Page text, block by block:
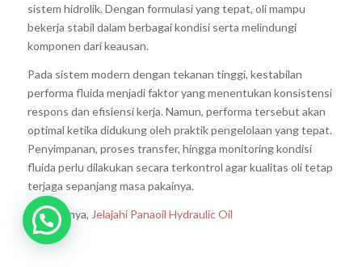
sistem hidrolik. Dengan formulasi yang tepat, oli mampu
bekerja stabil dalam berbagai kondisi serta melindungi
komponen dari keausan.
Pada sistem modern dengan tekanan tinggi, kestabilan
performa fluida menjadi faktor yang menentukan konsistensi
respons dan efisiensi kerja. Namun, performa tersebut akan
optimal ketika didukung oleh praktik pengelolaan yang tepat.
Penyimpanan, proses transfer, hingga monitoring kondisi
fluida perlu dilakukan secara terkontrol agar kualitas oli tetap
terjaga sepanjang masa pakainya.
Selanjutnya, Jelajahi Panaoil Hydraulic Oil